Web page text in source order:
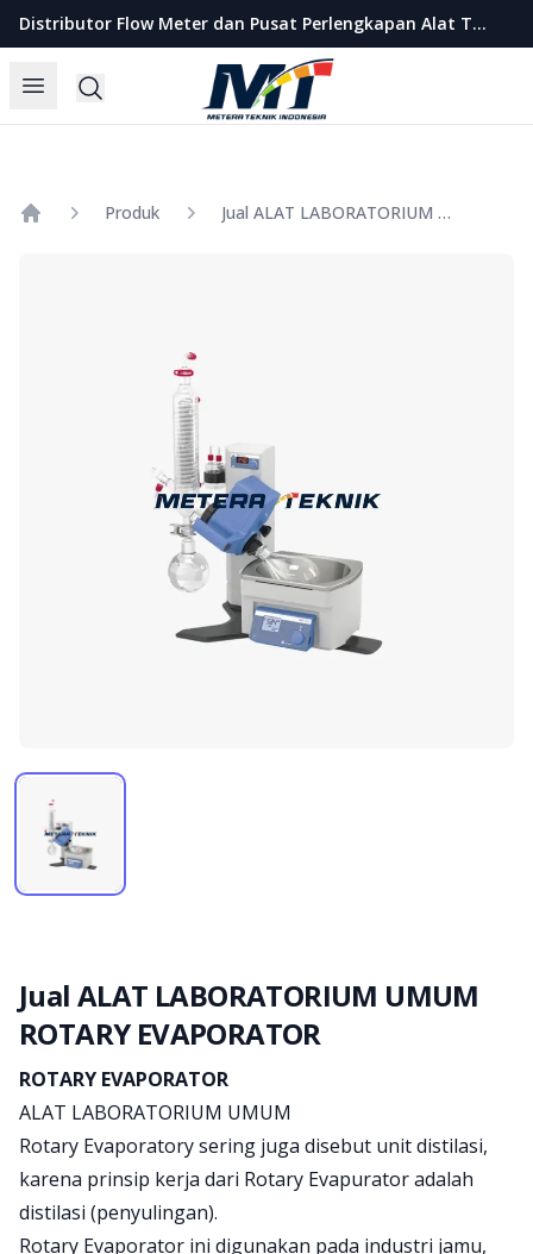
Distributor Flow Meter dan Pusat Perlengkapan Alat Teknik Indonesia
Open menu
Search
Metera Teknik Indonesia
Produk Jual ALAT LABORATORIUM UMUM ROTARY EVAPORATOR
Jual ALAT LABORATORIUM UMUM
ROTARY EVAPORATOR
Product information
ROTARY EVAPORATOR
ALAT LABORATORIUM UMUM
Rotary Evaporatory sering juga disebut unit distilasi,
karena prinsip kerja dari Rotary Evapurator adalah
distilasi (penyulingan).
Rotary Evaporator ini digunakan pada industri jamu,